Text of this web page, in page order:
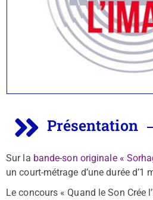
Présentation
Sur la bande-son originale «
un court-métrage d’une durée d’1
Le concours « Quand le Son Crée